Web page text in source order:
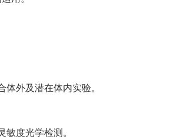
外及潜在体内实验。
度光学检测。